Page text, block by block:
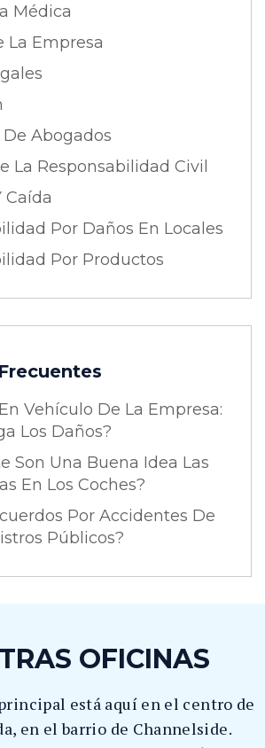
Médica
La Empresa
Abogados
La Responsabilidad Civil
Caída
Por Daños En Locales
Por Productos
Vehículo De La Empresa:
Los Daños?
Son Una Buena Idea Las
En Los Coches?
Por Accidentes De
Públicos?
OFICINAS
está aquí en el centro de
en el barrio de Channelside.